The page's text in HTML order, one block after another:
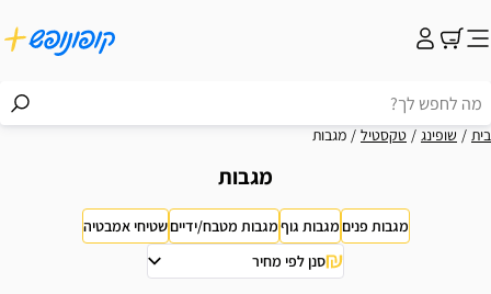
בית שופינג טקסטיל מגבות
מגבות
מגבות פניםמגבות גוףמגבות מטבח/ידייםשטיחי אמבטיה
סנן לפי מחיר